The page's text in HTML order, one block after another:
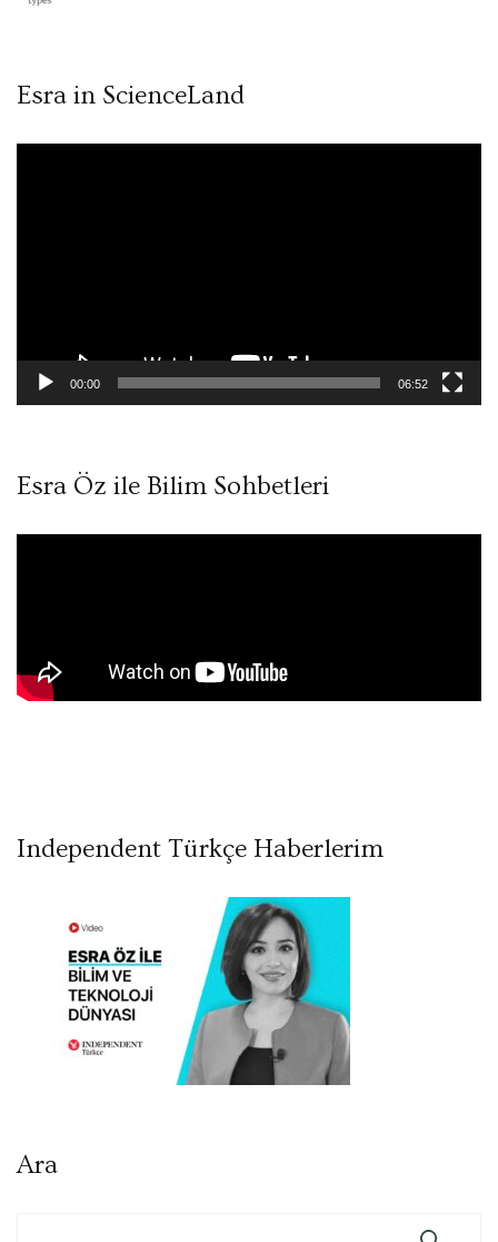
Esra in ScienceLand
00:00 06:52
Esra Öz ile Bilim Sohbetleri
Independent Türkçe Haberlerim
Ara